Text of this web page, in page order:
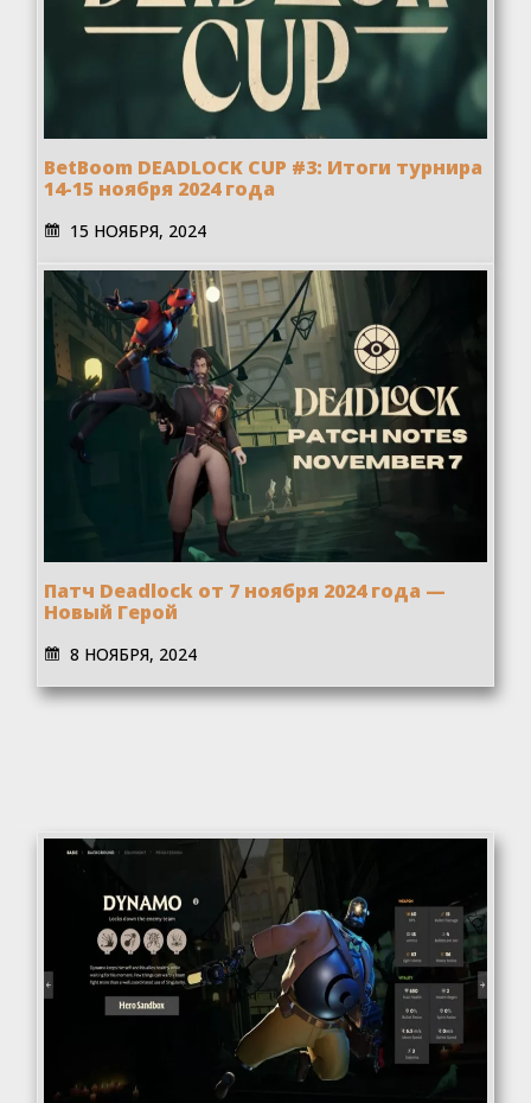
BetBoom DEADLOCK CUP #3: Итоги турнира
14-15 ноября 2024 года
15 НОЯБРЯ, 2024
Патч Deadlock от 7 ноября 2024 года —
Новый Герой
8 НОЯБРЯ, 2024